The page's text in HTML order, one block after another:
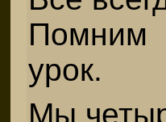
урок.
Мы